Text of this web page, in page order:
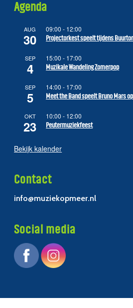
Agenda
AUG
30
09:00 - 12:00
Projectorkest speelt tijdens
SEP
4
15:00 - 17:00
Muzikale Wandeling Zomerpop
SEP
5
14:00 - 17:00
Meet the Band speelt Bruno Mars
OKT
23
10:00 - 12:00
Peutermuziekfeest
Bekijk kalender
Contact
info@muziekopmeer.nl
Social media